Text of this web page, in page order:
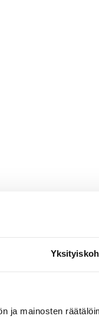
ja mainosten